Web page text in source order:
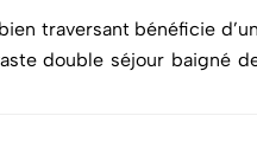
traversant bénéficie
double séjour baigné
des beaux jours.